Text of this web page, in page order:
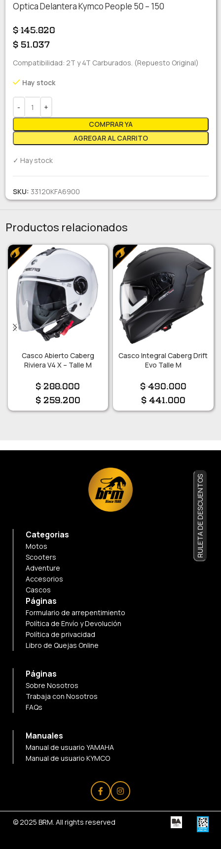
Optica Delantera Kymco People 50 – 150
$145.820
$51.037
Compatibilidad: 2T y 4T Carburados. (Repuesto Original)
Hay stock
AGREGAR AL CARRITO
COMPRAR YA
✓ Hay stock
SKU: 33120KFA6900
Productos relacionados
Casco Abierto Caberg
Riviera V4 X – Talle M
$288.000
$259.200
Casco Integral Caberg Drift
Evo Talle M
$490.000
$441.000
Categorias
Motos
Scooters
Adventure
Accesorios
Cascos
Páginas
Formulario de arrepentimiento
Política de Envío y Devolución
Política de privacidad
Libro de Quejas Online
Páginas
Sobre Nosotros
Trabaja con Nosotros
FAQs
Manuales
Manual de usuario YAMAHA
Manual de usuario KYMCO
© 2025 BRM. All rights reserved
RULETA DE DESCUENTOS